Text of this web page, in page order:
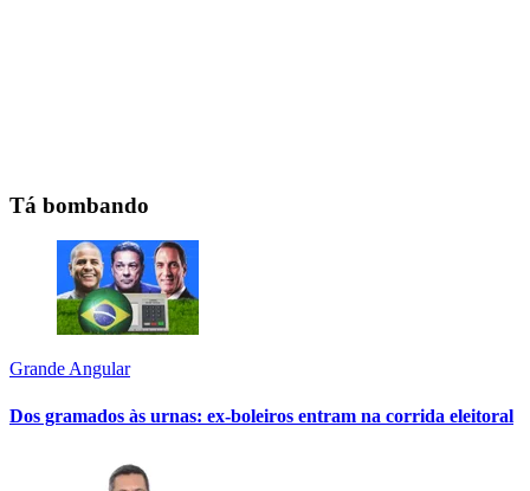
Tá bombando
Grande Angular
Dos gramados às urnas: ex-boleiros entram na corrida eleitoral